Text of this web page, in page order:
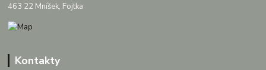
463 22 Mníšek, Fojtka
Kontakty